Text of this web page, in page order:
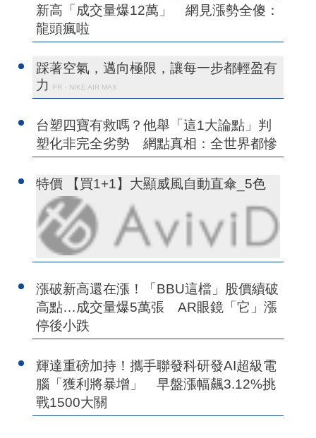
新高「成交量爆12萬」 網見漲勢全傻：
龍頭瘋啦
踩著空氣，邁向極限，讓每一步都輕盈有
力
PR・NIKE AIR MAX
台塑四寶有救嗎？他舉「這1大論點」判
塑化非完全劣勢 網點真相：全世界都慘
特價 【買1+1】大顯威風自動直傘_5色
漲破新高還在漲！「BBU這檔」股價續破
高點…成交量爆5萬張 AR眼鏡「它」漲
停後小跌
輝達重磅加持！攜手聯發科研發AI超級電
腦「獲利將暴增」 早盤漲幅飆3.12%挑
戰1500大關